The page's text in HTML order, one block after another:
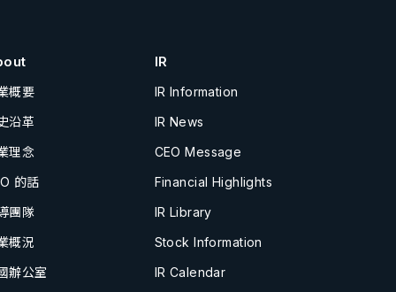
概要
沿革
理念
的話
團隊
概況
辦公室
IR
IR Information
IR News
CEO Message
Financial Highlights
IR Library
Stock Information
IR Calendar